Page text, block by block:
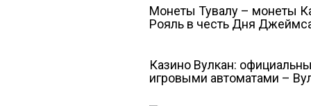
Монеты Тувалу – монеты
Рояль в честь Дня
Казино Вулкан:
игровыми автоматами –